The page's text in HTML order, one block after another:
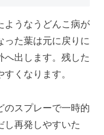
ようなうどんこ病が
った葉は元に戻りに
へ出します。残した
くなります。
のスプレーで一時的
し再発しやすいた